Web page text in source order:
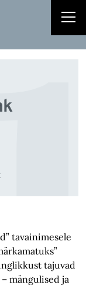
tavainimesele
tajuvad
mängulised ja